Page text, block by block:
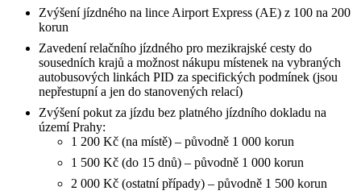
Zvýšení jízdného na lince Airport Express (AE) z 100 na 200
korun
Zavedení relačního jízdného pro mezikrajské cesty do
sousedních krajů a možnost nákupu místenek na vybraných
autobusových linkách PID za specifických podmínek (jsou
nepřestupní a jen do stanovených relací)
Zvýšení pokut za jízdu bez platného jízdního dokladu na
území Prahy:
1 200 Kč (na místě) – původně 1 000 korun
1 500 Kč (do 15 dnů) – původně 1 000 korun
2 000 Kč (ostatní případy) – původně 1 500 korun